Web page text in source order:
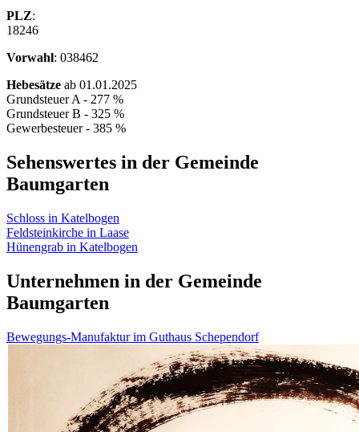
PLZ:
18246
Vorwahl: 038462
Hebesätze ab 01.01.2025
Grundsteuer A - 277 %
Grundsteuer B - 325 %
Gewerbesteuer - 385 %
Sehenswertes in der Gemeinde
Baumgarten
Schloss in Katelbogen
Feldsteinkirche in Laase
Hünengrab in Katelbogen
Unternehmen in der Gemeinde
Baumgarten
Bewegungs-Manufaktur im Guthaus Schependorf